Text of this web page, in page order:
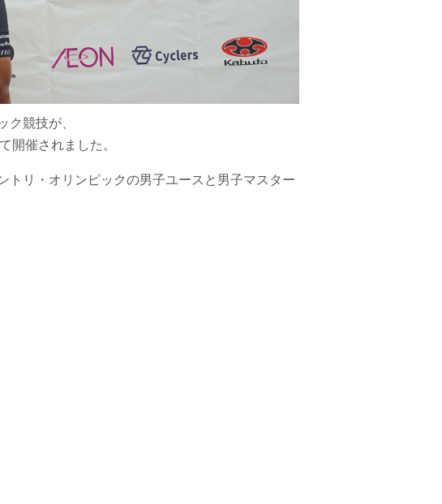
ク競技が、
開催されました。
トリ・オリンピックの男子ユースと男子マスター